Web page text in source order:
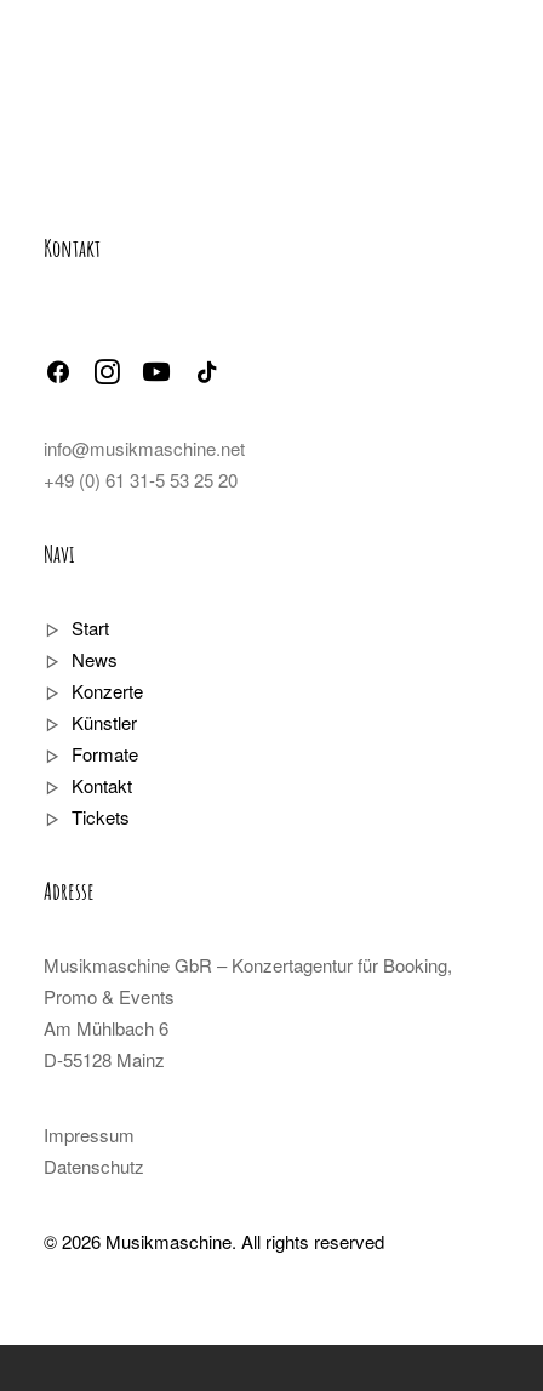
Kontakt
info@musikmaschine.net
+49 (0) 61 31-5 53 25 20
Navi
Start
News
Konzerte
Künstler
Formate
Kontakt
Tickets
Adresse
Musikmaschine GbR – Konzertagentur für Booking,
Promo & Events
Am Mühlbach 6
D-55128 Mainz
Impressum
Datenschutz
© 2026 Musikmaschine. All rights reserved